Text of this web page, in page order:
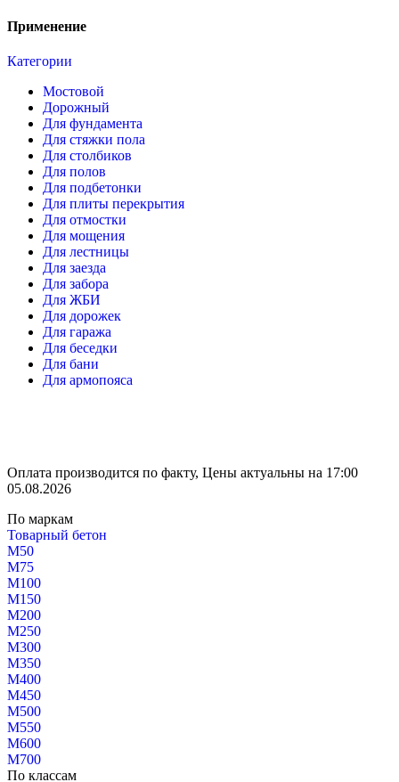
Применение
Категории
Мостовой
Дорожный
Для фундамента
Для стяжки пола
Для столбиков
Для полов
Для подбетонки
Для плиты перекрытия
Для отмостки
Для мощения
Для лестницы
Для заезда
Для забора
Для ЖБИ
Для дорожек
Для гаража
Для беседки
Для бани
Для армопояса
Оплата производится по факту, Цены актуальны на 17:00
05.08.2026
По маркам
Товарный бетон
М50
М75
М100
М150
М200
М250
М300
М350
М400
М450
М500
М550
М600
М700
По классам